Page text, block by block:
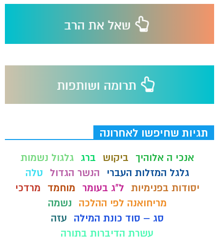
תגיות שחיפשו לאחרונה
אנכי ה אלוהיך ביקוש ברג
גלגול נשמות
גלגל המזלות העברי
הנשר הגדול
טלה
יסודות בפנימיות ל"ג בעומר מוחמד
מרדכי
מריחואנה לפי ההלכה
נשמה
סג – סוד כונת המילה
עזה
עשרת הדיברות בתורה